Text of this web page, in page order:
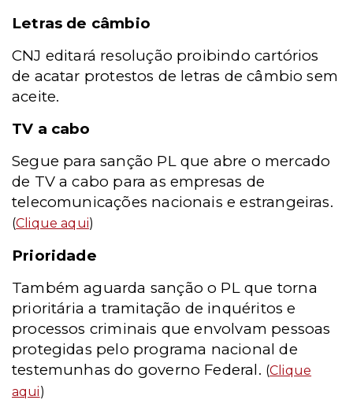
Letras de câmbio
CNJ editará resolução proibindo cartórios
de acatar protestos de letras de câmbio sem
aceite.
TV a cabo
Segue para sanção PL que abre o mercado
de TV a cabo para as empresas de
telecomunicações nacionais e estrangeiras.
(Clique aqui)
Prioridade
Também aguarda sanção o PL que torna
prioritária a tramitação de inquéritos e
processos criminais que envolvam pessoas
protegidas pelo programa nacional de
testemunhas do governo Federal. (Clique
aqui)